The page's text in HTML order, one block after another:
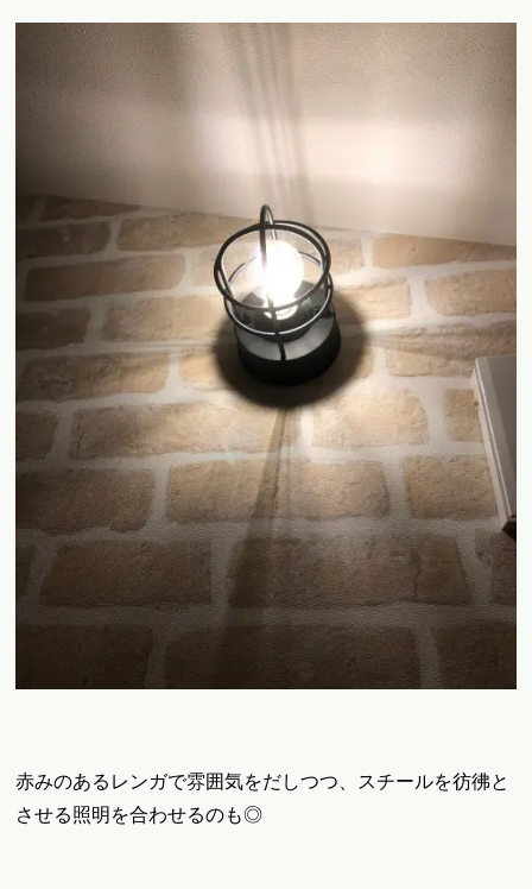
赤みのあるレンガで雰囲気をだしつつ、スチールを彷彿と
させる照明を合わせるのも◎